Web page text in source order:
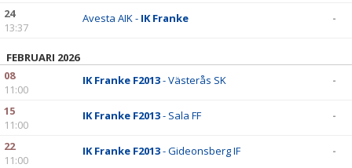
24
13:37
Avesta AIK - IK Franke -
FEBRUARI 2026
08
11:00
IK Franke F2013- Västerås SK -
15
11:00
IK Franke F2013- Sala FF -
22
11:00
IK Franke F2013- Gideonsberg IF -